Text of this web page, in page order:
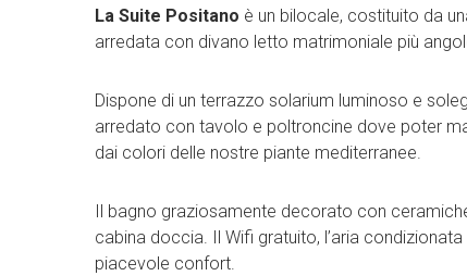
La Suite Positano è un bilocale, costituito da
arredata con divano letto matrimoniale più
Dispone di un terrazzo solarium luminoso e
arredato con tavolo e poltroncine dove poter
dai colori delle nostre piante mediterranee.
Il bagno graziosamente decorato con
cabina doccia. Il Wifi gratuito, l’aria
piacevole confort.